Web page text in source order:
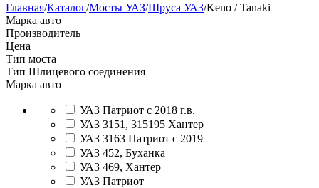
Главная/Каталог/Мосты УАЗ/Шруса УАЗ/Keno / Tanaki
Марка авто
Производитель
Цена
Тип моста
Тип Шлицевого соединения
Марка авто
УАЗ Патриот с 2018 г.в.
УАЗ 3151, 315195 Хантер
УАЗ 3163 Патриот с 2019
УАЗ 452, Буханка
УАЗ 469, Хантер
УАЗ Патриот